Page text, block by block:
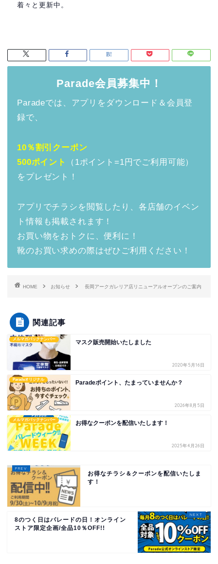
着々と更新中。
Parade会員募集中！
Paradeでは、アプリをダウンロード＆会員登
録で、
10％割引クーポン
500ポイント
（1ポイント=1円でご利用可能）
をプレゼント！
アプリでチラシを閲覧したり、各店舗のイベン
ト情報も掲載されます！
お買い物をおトクに、便利に！
靴のお買い求めの際はぜひご利用ください！
HOME お知らせ 長岡アークガレリア店リニューアルオープンのご案内
関連記事
メルマガバックナンバー マスク販売開始いたしました
2020年5月16日
Paradeオリジナル Paradeポイント、たまっていませんか？
2026年8月5日
メルマガバックナンバー お得なクーポンを配信いたします！
2025年4月26日
お得なチラシ＆クーポンを配信いたしま
す！
8のつく日はパレードの日！オンライン
ストア限定企画/全品10％OFF!!